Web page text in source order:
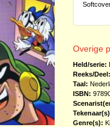
Overige
Held/serie:
Reeks/Deel:
Taal:
ISBN:
Genre(s):